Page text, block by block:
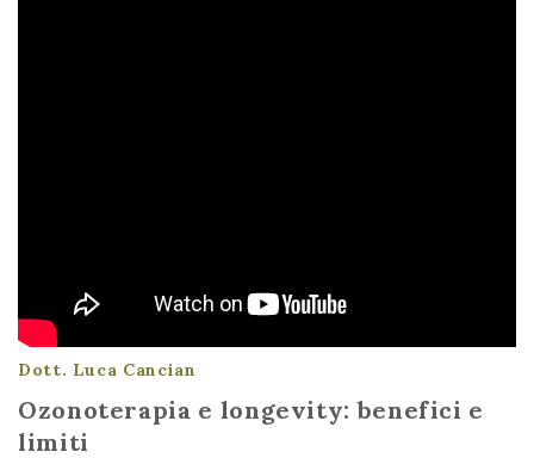
Dott. Luca Cancian
Ozonoterapia e longevity: benefici e
limiti